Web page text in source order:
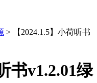
> 【2024.1.5】小荷听书
书v1.2.01绿